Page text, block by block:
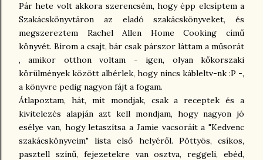
Pár hete volt akkora szerencsém, hogy épp elcsíptem a
Szakácskönyvtáron az eladó szakácskönyveket, és
megszereztem Rachel Allen Home Cooking című
könyvét. Bírom a csajt, bár csak párszor láttam a műsorát
, amikor otthon voltam - igen, olyan kőkorszaki
körülmények között albérlek, hogy nincs kábleltv-nk :P -,
a könyvre pedig nagyon fájt a fogam.
Átlapoztam, hát, mit mondjak, csak a receptek és a
kivitelezés alapján azt kell mondjam, hogy nagyon jó
esélye van, hogy letaszítsa a Jamie vacsoráit a "Kedvenc
szakácskönyveim" lista első helyéről. Pöttyös, csíkos,
pasztell színű, fejezetekre van osztva, reggeli, ebéd,